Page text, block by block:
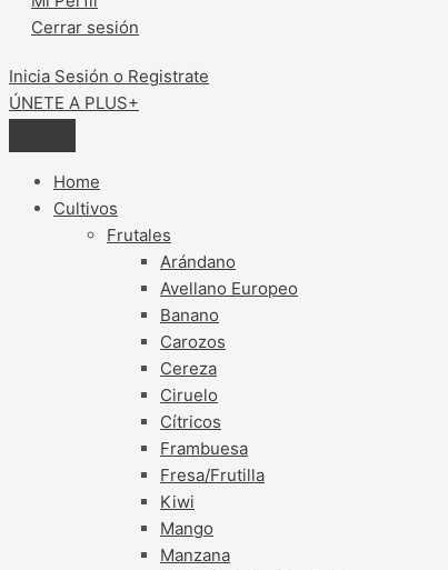
Cerrar sesión
Inicia Sesión o Registrate
ÚNETE A PLUS+
Home
Cultivos
Frutales
Arándano
Avellano Europeo
Banano
Carozos
Cereza
Ciruelo
Cítricos
Frambuesa
Fresa/Frutilla
Kiwi
Mango
Manzana